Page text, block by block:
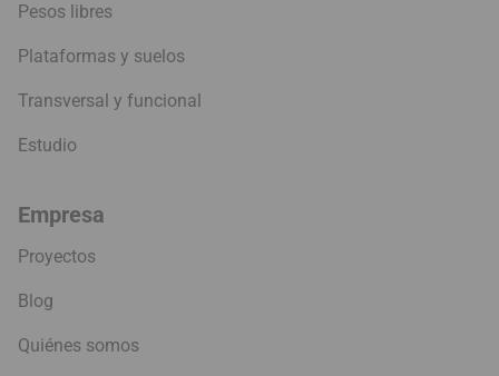
Pesos libres
Plataformas y suelos
Transversal y funcional
Estudio
Empresa
Proyectos
Blog
Quiénes somos